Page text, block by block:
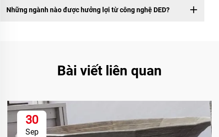
Những ngành nào được hưởng lợi từ công nghệ DED?
Bài viết liên quan
30
Sep